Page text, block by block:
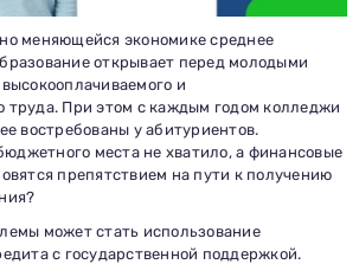
меняющейся экономике среднее
открывает перед молодыми
и
труда. При этом с каждым годом колледжи
востребованы у абитуриентов.
места не хватило, а финансовые
препятствием на пути к получению
может стать использование
с государственной поддержкой.